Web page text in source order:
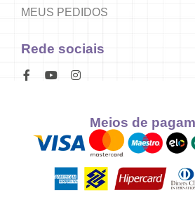
MEUS PEDIDOS
Rede sociais
Meios de